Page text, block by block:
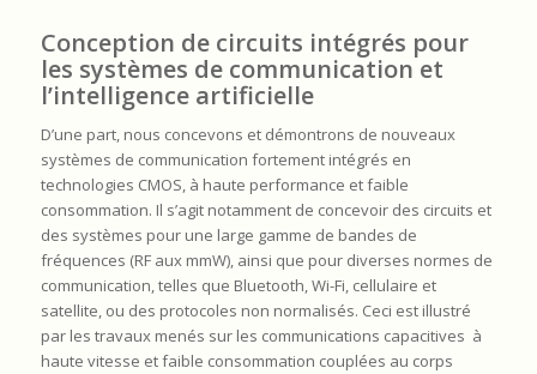
Conception de circuits intégrés pour
les systèmes de communication et
l’intelligence artificielle
D’une part, nous concevons et démontrons de nouveaux
systèmes de communication fortement intégrés en
technologies CMOS, à haute performance et faible
consommation. Il s’agit notamment de concevoir des circuits et
des systèmes pour une large gamme de bandes de
fréquences (RF aux mmW), ainsi que pour diverses normes de
communication, telles que Bluetooth, Wi-Fi, cellulaire et
satellite, ou des protocoles non normalisés. Ceci est illustré
par les travaux menés sur les communications capacitives à
haute vitesse et faible consommation couplées au corps